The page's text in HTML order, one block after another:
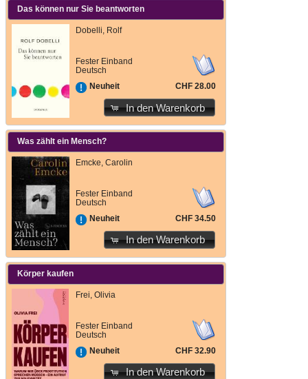
Das können nur Sie beantworten
Dobelli, Rolf
Fester Einband
Deutsch
Neuheit
CHF 28.00
In den Warenkorb
Was zählt ein Mensch?
Emcke, Carolin
Fester Einband
Deutsch
Neuheit
CHF 34.50
In den Warenkorb
Körper kaufen
Frei, Olivia
Fester Einband
Deutsch
Neuheit
CHF 32.90
In den Warenkorb